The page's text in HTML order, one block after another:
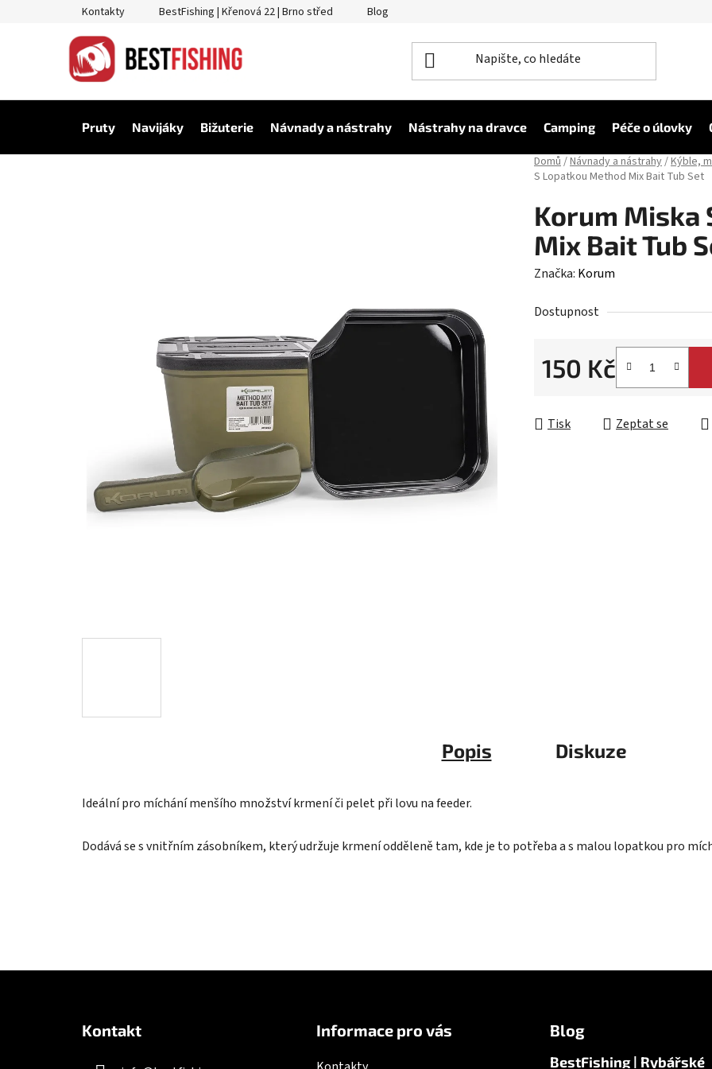
Kontakty BestFishing | Křenová 22 | Brno střed Blog
Pruty Navijáky Bižuterie Návnady a nástrahy Nástrahy na dravce Camping Péče o úlovky
Domů/Návnady a nástrahy/Kýble,
S Lopatkou Method Mix Bait Tub Set
Korum Miska
Mix Bait Tub
Značka: Korum
Dostupnost
150 Kč
Tisk Zeptat se
Popis Diskuze
Ideální pro míchání menšího množství krmení či pelet při lovu na feeder.
Dodává se s vnitřním zásobníkem, který udržuje krmení odděleně tam, kde je to potřeba a s malou lopatkou pro
Kontakt Informace pro vás Blog
BestFishing | Rybářské